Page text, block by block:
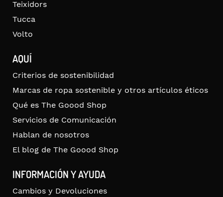
Teixidors
Tucca
Volto
AQUÍ
Criterios de sostenibilidad
Marcas de ropa sostenible y otros artículos éticos
Qué es The Goood Shop
Servicios de Comunicación
Hablan de nosotros
El blog de The Goood Shop
INFORMACIÓN Y AYUDA
Cambios y Devoluciones